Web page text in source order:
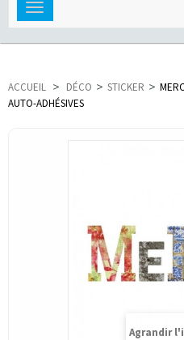
Toggle
navigation
ACCUEIL > DÉCO > STICKER >
AUTO-ADHÉSIVES
Agrandir